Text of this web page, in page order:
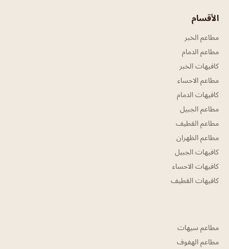
الأقسام
مطاعم الخبر
مطاعم الدمام
كافيهات الخبر
مطاعم الاحساء
كافيهات الدمام
مطاعم الجبيل
مطاعم القطيف
مطاعم الظهران
كافيهات الجبيل
كافيهات الاحساء
كافيهات القطيف
مطاعم سيهات
مطاعم الهفوف